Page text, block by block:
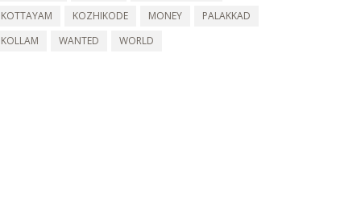
KOTTAYAM
KOZHIKODE MONEY
PALAKKAD
KOLLAM
WANTED WORLD